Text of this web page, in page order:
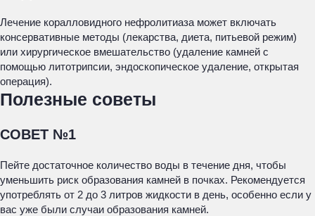
Лечение коралловидного нефролитиаза может включать
консервативные методы (лекарства, диета, питьевой режим)
или хирургическое вмешательство (удаление камней с
помощью литотрипсии, эндоскопическое удаление, открытая
операция).
Полезные советы
СОВЕТ №1
Пейте достаточное количество воды в течение дня, чтобы
уменьшить риск образования камней в почках. Рекомендуется
употреблять от 2 до 3 литров жидкости в день, особенно если у
вас уже были случаи образования камней.